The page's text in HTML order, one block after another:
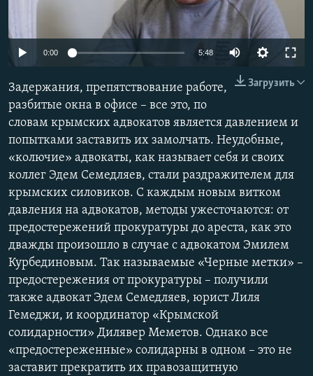
ПОБЕДИТЕЛЕЙ НЕ СУДЯТ?
КРЫМ.НЕПОКОРЕННЫЙ
УКРАИНСКАЯ ПРОБЛЕМА КРЫМА
Все сайты RFE/RL
0:00 5:48
Загрузить
Задержания, препятствование работе,
разбитые окна в офисе – все это, по
словам крымских адвокатов является давлением и
попытками заставить их замолчать. Неудобные,
«колючие» адвокаты, как называет себя и своих
коллег Эдем Семедляев, стали раздражителем для
крымских силовиков. С каждым новым витком
давления на адвокатов, методы ужесточаются: от
предостережений прокуратуры до ареста, как это
дважды произошло в случае с адвокатом Эмилем
Курбединовым. Так называемые «Черные метки» –
предостережения от прокуратуры – получили
также адвокат Эдем Семедляев, юрист Лиля
Гемеджи, и координатор «Крымской
солидарности» Дилявер Меметов. Однако все
«предостереженные» солидарны в одном – это не
заставит прекратить их правозащитную